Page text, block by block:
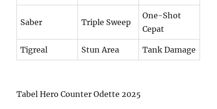
Saber Triple Sweep
One-Shot
Cepat
Tigreal Stun Area Tank Damage
Tabel Hero Counter Odette 2025